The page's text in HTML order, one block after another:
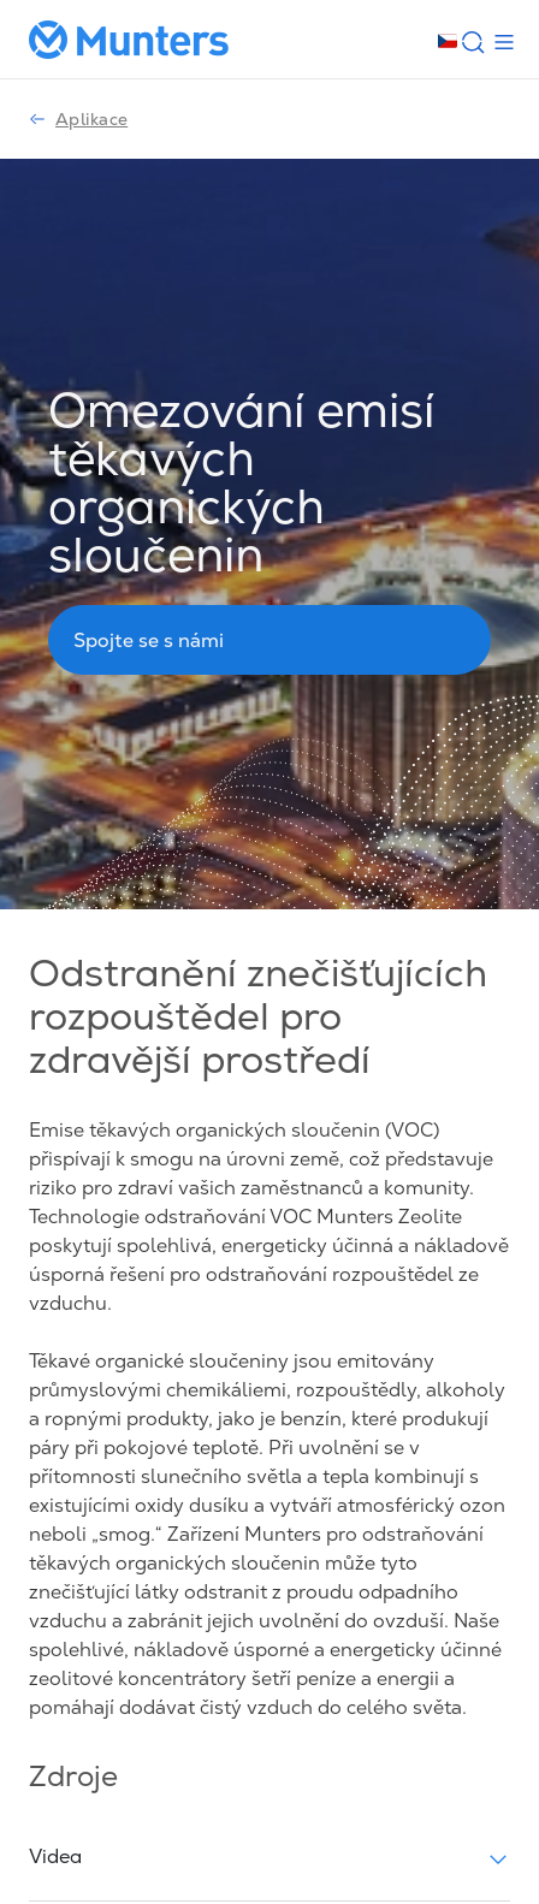
Aplikace
Omezování emisí
těkavých
organických
sloučenin
Spojte se s námi
Odstranění znečišťujících
rozpouštědel pro
zdravější prostředí
Emise těkavých organických sloučenin (VOC)
přispívají k smogu na úrovni země, což představuje
riziko pro zdraví vašich zaměstnanců a komunity.
Technologie odstraňování VOC Munters Zeolite
poskytují spolehlivá, energeticky účinná a nákladově
úsporná řešení pro odstraňování rozpouštědel ze
vzduchu.
Těkavé organické sloučeniny jsou emitovány
průmyslovými chemikáliemi, rozpouštědly, alkoholy
a ropnými produkty, jako je benzín, které produkují
páry při pokojové teplotě. Při uvolnění se v
přítomnosti slunečního světla a tepla kombinují s
existujícími oxidy dusíku a vytváří atmosférický ozon
neboli „smog.“ Zařízení Munters pro odstraňování
těkavých organických sloučenin může tyto
znečišťující látky odstranit z proudu odpadního
vzduchu a zabránit jejich uvolnění do ovzduší. Naše
spolehlivé, nákladově úsporné a energeticky účinné
zeolitové koncentrátory šetří peníze a energii a
pomáhají dodávat čistý vzduch do celého světa.
Zdroje
Videa